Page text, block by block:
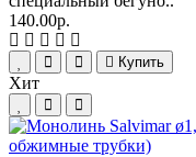
140.00р.
Купить
Хит